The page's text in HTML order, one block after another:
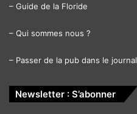
– Guide de la Floride
– Qui sommes nous ?
– Passer de la pub dans le journal
Newsletter : S’abonner